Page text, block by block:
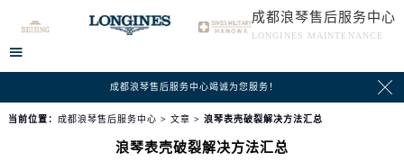
成都浪琴售后服务中心
LONGINES MAINTENANCE

成都浪琴售后服务中心竭诚为您服务！ 
当前位置： 成都浪琴售后服务中心 > 文章 > 浪琴表壳破裂解决方法汇总
浪琴表壳破裂解决方法汇总